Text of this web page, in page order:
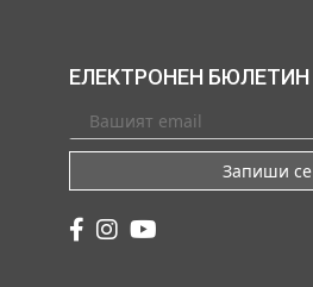
ЕЛЕКТРОНЕН БЮЛЕТИН
Запиши се